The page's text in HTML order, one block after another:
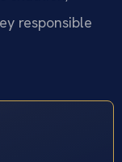
responsible